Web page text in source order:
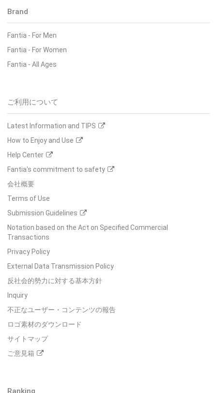
Brand
Fantia - For Men
Fantia - For Women
Fantia - All Ages
ご利用について
Latest Information and TIPS
How to Enjoy and Use
Help Center
Fantia's commitment to safety
会社概要
Terms of Use
Submission Guidelines
Notation based on the Act on Specified Commercial
Transactions
Privacy Policy
External Data Transmission Policy
反社会的勢力に対する基本方針
Inquiry
不正なユーザー・コンテンツの報告
ロゴ素材のダウンロード
サイトマップ
ご意見箱
Ranking